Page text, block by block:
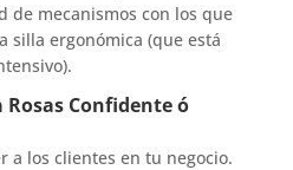
de mecanismos con los que
silla ergonómica (que está
Rosas Confidente ó
a los clientes en tu negocio.